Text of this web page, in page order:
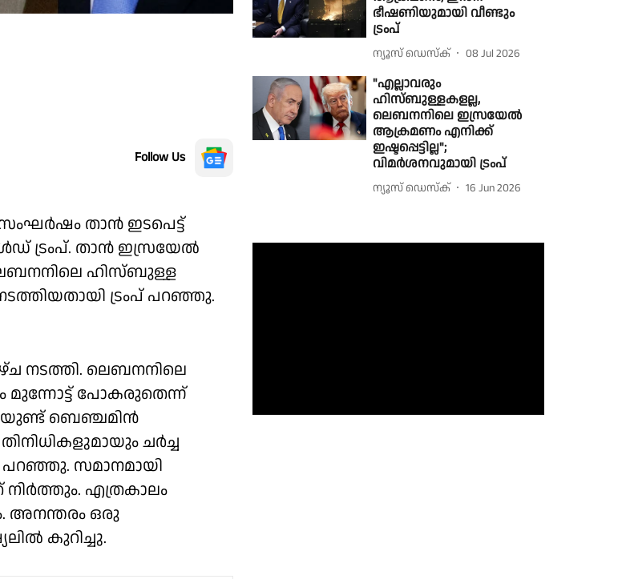
Follow Us
താന്‍ ഇടപെട്ട്
ട്രംപ്. താന്‍ ഇസ്രയേല്‍
ഹിസ്ബുള്ള
ട്രംപ് പറഞ്ഞു.
നടത്തി. ലെബനനിലെ
മുന്നോട്ട് പോകരുതെന്ന്
ബെഞ്ചമിന്‍
ചര്‍ച്ച
പറഞ്ഞു. സമാനമായി
എത്രകാലം
അനന്തരം ഒരു
കുറിച്ചു.
ഭീഷണിയുമായി വീണ്ടും
ട്രംപ്
ന്യൂസ് ഡെസ്ക് 08 Jul 2026
"എല്ലാവരും
ഹിസ്ബുള്ളകളല്ല,
ലെബനനിലെ ഇസ്രയേല്‍
ആക്രമണം എനിക്ക്
ഇഷ്ടപ്പെട്ടില്ല";
വിമര്‍ശനവുമായി ട്രംപ്
ന്യൂസ് ഡെസ്ക് 16 Jun 2026